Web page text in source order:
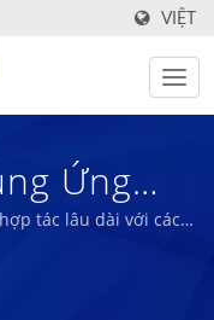
VIỆT
Ứng
Xuất Vải
tác lâu dài với các